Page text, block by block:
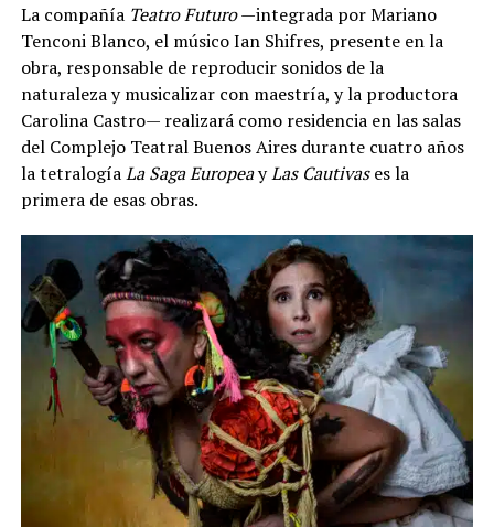
La compañía Teatro Futuro—integrada por Mariano
Tenconi Blanco, el músico Ian Shifres, presente en la
obra, responsable de reproducir sonidos de la
naturaleza y musicalizar con maestría, y la productora
Carolina Castro— realizará como residencia en las salas
del Complejo Teatral Buenos Aires durante cuatro años
la tetralogíaLa Saga EuropeayLas Cautivases la
primera de esas obras.